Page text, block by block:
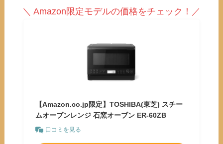
＼ Amazon限定モデルの価格をチェック！／
【Amazon.co.jp限定】TOSHIBA(東芝) スチー
ムオーブンレンジ 石窯オーブン ER-60ZB
口コミを見る